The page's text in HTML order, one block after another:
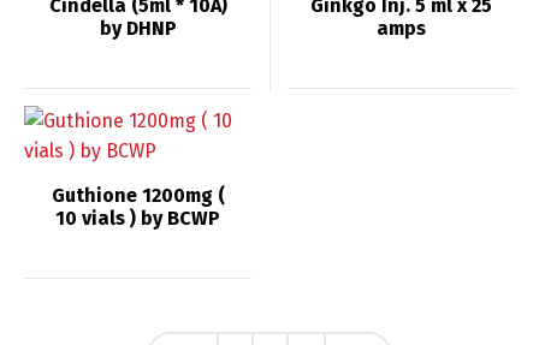
Cindella (5ml * 10A)
by DHNP
Ginkgo Inj. 5 ml x 25
amps
Guthione 1200mg (
10 vials ) by BCWP